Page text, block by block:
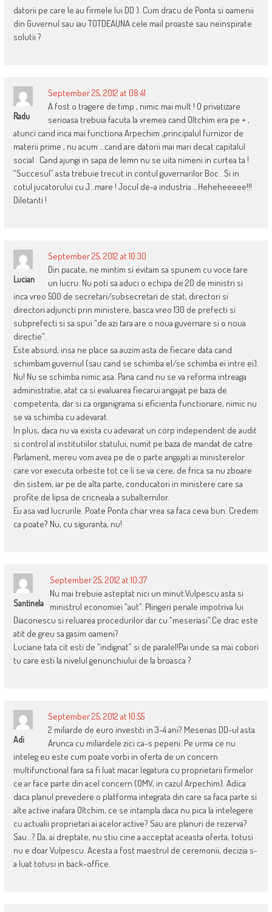
datorii pe care le au firmele lui DD ). Cum dracu de Ponta si oamenii
din Guvernul sau iau TOTDEAUNA cele mail proaste sau neinspirate
solutii ?
Radu
September 25, 2012 at 08:41
A fost o tragere de timp , nimic mai mult ! O privatizare
serioasa trebuia facuta la vremea cand Oltchim era pe + ,
atunci cand inca mai functiona Arpechim ,principalul furnizor de
materii prime , nu acum …cand are datorii mai mari decat capitalul
social . Cand ajungi in sapa de lemn nu se uita nimeni in curtea ta !
“Succesul” asta trebuie trecut in contul guvernarilor Boc . Si in
cotul jucatorului cu J…mare ! Jocul de-a industria …Heheheeeee!!!
Diletanti !
Lucian
September 25, 2012 at 10:30
Din pacate, ne mintim si evitam sa spunem cu voce tare
un lucru. Nu poti sa aduci o echipa de 20 de ministri si
inca vreo 500 de secretari/subsecretari de stat, directori si
directori adjuncti prin ministere, basca vreo 130 de prefecti si
subprefecti si sa spui “de azi tara are o noua guvernare si o noua
directie”.
Este absurd, insa ne place sa auzim asta de fiecare data cand
schimbam guvernul (sau cand se schimba el/se schimba ei intre ei).
Nu! Nu se schimba nimic asa. Pana cand nu se va reforma intreaga
administratie, atat ca si evaluarea fiecarui angajat pe baza de
competenta, dar si ca organigrama si eficienta functionare, nimic nu
se va schimba cu adevarat.
In plus, daca nu va exista cu adevarat un corp independent de audit
si control al institutiilor statului, numit pe baza de mandat de catre
Parlament, mereu vom avea pe de o parte angajati ai ministerelor
care vor executa orbeste tot ce li se va cere, de frica sa nu zboare
din sistem, iar pe de alta parte, conducatori in ministere care sa
profite de lipsa de cricneala a subalternilor.
Eu asa vad lucrurile. Poate Ponta chiar vrea sa faca ceva bun. Credem
ca poate? Nu, cu siguranta, nu!
Santinela
September 25, 2012 at 10:37
Nu mai trebuie asteptat nici un minut.Vulpescu asta si
ministrul economiei “aut”. Plingeri penale impotriva lui
Diaconescu si reluarea procedurilor dar cu “meseriasi”.Ce drac este
atit de greu sa gasim oameni?
Luciane tata cit esti de “indignat” si de paralel!Pai unde sa mai cobori
tu care esti la nivelul genunchiului de la broasca ?
Adi
September 25, 2012 at 10:55
2 miliarde de euro investiti in 3-4 ani? Meserias DD-ul asta.
Arunca cu miliardele zici ca-s pepeni. Pe urma ce nu
inteleg eu este cum poate vorbi in oferta de un concern
multifunctional fara sa fi luat macar legatura cu proprietarii firmelor
ce ar face parte din acel concern (OMV, in cazul Arpechim). Adica
daca planul prevedere o platforma integrata din care sa faca parte si
alte active inafara Oltchim, ce se intampla daca nu pica la intelegere
cu actualii proprietari ai acelor active? Sau are planuri de rezerva?
Sau…? Da, ai dreptate, nu stiu cine a acceptat aceasta oferta, totusi
nu e doar Vulpescu. Acesta a fost maestrul de ceremonii, decizia s-
a luat totusi in back-office.